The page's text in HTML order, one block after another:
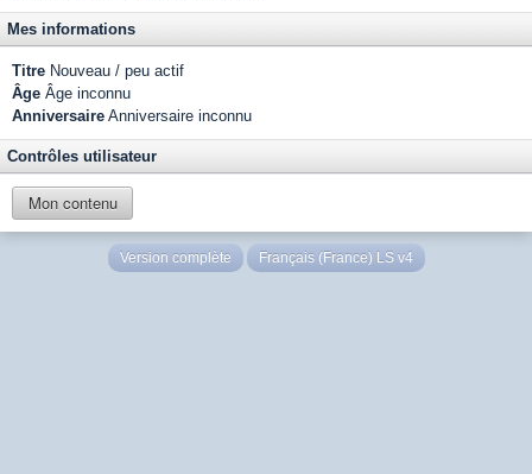
Mes informations
Titre Nouveau / peu actif
Âge Âge inconnu
Anniversaire Anniversaire inconnu
Contrôles utilisateur
Mon contenu
Version complète Français (France) LS v4